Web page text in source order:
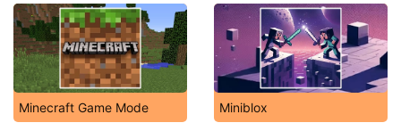
Minecraft Game Mode Miniblox